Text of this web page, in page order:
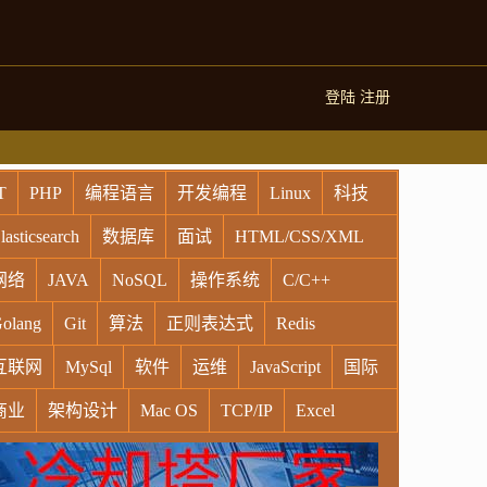
登陆 注册
PHP 编程语言 开发编程 Linux 科技
数据库 面试 HTML/CSS/XML
络 JAVA NoSQL 操作系统 C/C++
Git 算法 正则表达式 Redis
联网 MySql 软件 运维 JavaScript 国际
业 架构设计 Mac OS TCP/IP Excel
Oracle Socket VR Vim